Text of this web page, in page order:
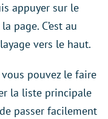
appuyer sur le
page. C’est au
vers le haut.
vous pouvez le faire
la liste principale
passer facilement